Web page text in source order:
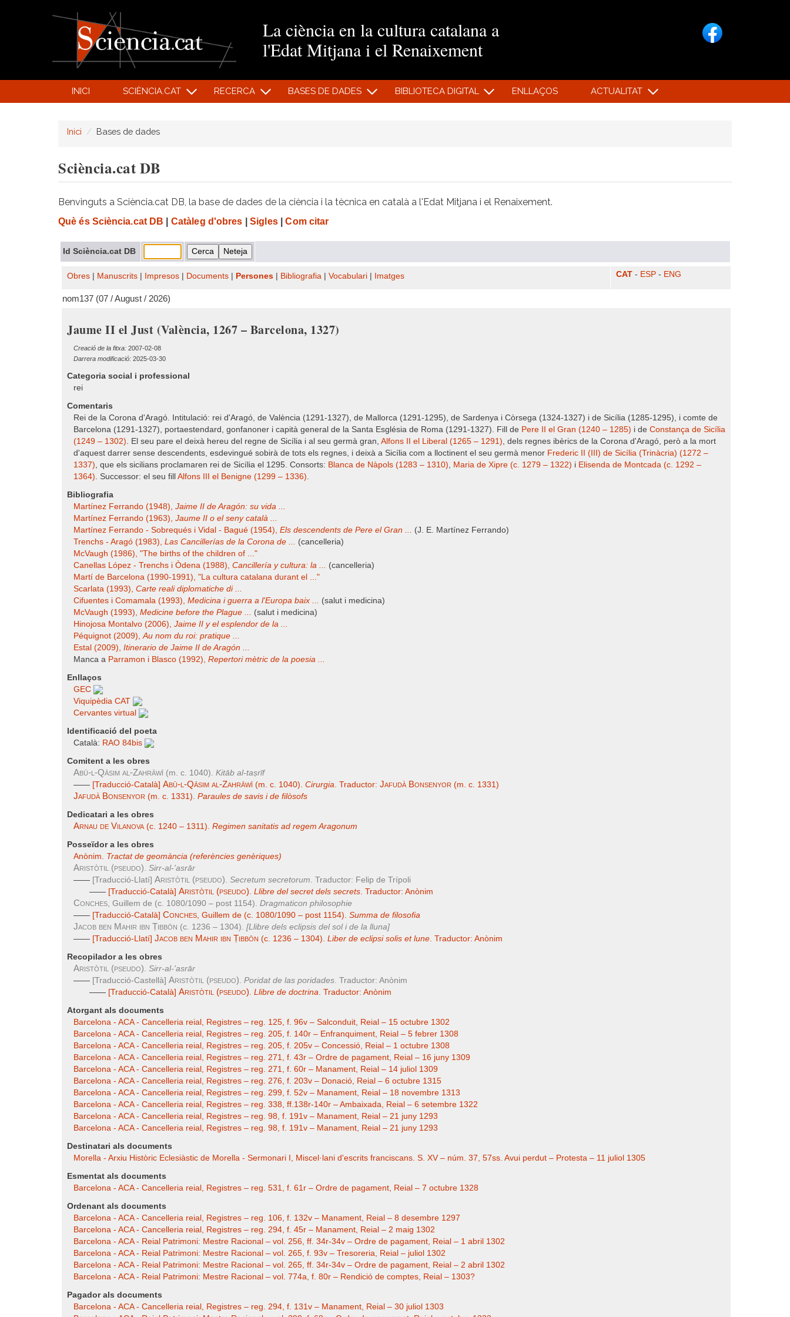
La ciència en la cultura catalana a
l'Edat Mitjana i el Renaixement
INICI SCIÈNCIA.CAT RECERCA BASES DE DADES BIBLIOTECA DIGITAL ENLLAÇOS ACTUALITAT
Inici Bases de dades
Sciència.cat DB
Benvinguts a Sciència.cat DB, la base de dades de la ciència i la tècnica en català a l'Edat Mitjana i el Renaixement.
Què és Sciència.cat DB Catàleg d'obres Sigles| Com citar
Id Sciència.cat DB
Obres Manuscrits Impresos Documents Persones Bibliografia Vocabulari Imatges CAT - ESP - ENG
nom137 (07 / August / 2026)
Jaume II el Just (València, 1267 – Barcelona, 1327)
Creació de la fitxa: 2007-02-08
Darrera modificació: 2025-03-30
Categoria social i professional
rei
Comentaris
Rei de la Corona d'Aragó. Intitulació: rei d'Aragó, de València (1291-1327), de Mallorca (1291-1295), de Sardenya i Còrsega (1324-1327) i de Sicília (1285-1295), i comte de
Barcelona (1291-1327), portaestendard, gonfanoner i capità general de la Santa Església de Roma (1291-1327). Fill de Pere II el Gran (1240 – 1285) i de Constança de Sicília
(1249 – 1302). El seu pare el deixà hereu del regne de Sicília i al seu germà gran, Alfons II el Liberal (1265 – 1291), dels regnes ibèrics de la Corona d'Aragó, però a la mort
d'aquest darrer sense descendents, esdevingué sobirà de tots els regnes, i deixà a Sicília com a lloctinent el seu germà menor Frederic II (III) de Sicília (Trinàcria) (1272 –
1337), que els sicilians proclamaren rei de Sicília el 1295. Consorts: Blanca de Nàpols (1283 – 1310), Maria de Xipre (c. 1279 – 1322) i Elisenda de Montcada (c. 1292 –
1364). Successor: el seu fill Alfons III el Benigne (1299 – 1336).
Bibliografia
Martínez Ferrando (1948), Jaime II de Aragón: su vida ...
Martínez Ferrando (1963), Jaume II o el seny català ...
Martínez Ferrando - Sobrequés i Vidal - Bagué (1954), Els descendents de Pere el Gran ... (J. E. Martínez Ferrando)
Trenchs - Aragó (1983), Las Cancillerías de la Corona de ... (cancelleria)
McVaugh (1986), "The births of the children of ..."
Canellas López - Trenchs i Òdena (1988), Cancillería y cultura: la ... (cancelleria)
Martí de Barcelona (1990-1991), "La cultura catalana durant el ..."
Scarlata (1993), Carte reali diplomatiche di ...
Cifuentes i Comamala (1993), Medicina i guerra a l'Europa baix ... (salut i medicina)
McVaugh (1993), Medicine before the Plague ... (salut i medicina)
Hinojosa Montalvo (2006), Jaime II y el esplendor de la ...
Péquignot (2009),Au nom du roi: pratique ...
Estal (2009), Itinerario de Jaime II de Aragón ...
Manca a Parramon i Blasco (1992), Repertori mètric de la poesia ...
Enllaços
GEC
Viquipèdia CAT
Cervantes virtual
Identificació del poeta
Català: RAO 84bis
Comitent a les obres
Abū-l-Qāsim al-Zahrāwī (m. c. 1040). Kitāb al-taṣrīf
—— [Traducció-Català] Abū-l-Qāsim al-Zahrāwī (m. c. 1040). Cirurgia. Traductor: Jafudà Bonsenyor (m. c. 1331)
Jafudà Bonsenyor (m. c. 1331). Paraules de savis i de filòsofs
Dedicatari a les obres
Arnau de Vilanova(c. 1240 – 1311). Regimen sanitatis ad regem Aragonum
Posseïdor a les obres
Anònim. Tractat de geomància (referències genèriques)
Aristòtil (pseudo). Sirr-al-'asrār
—— [Traducció-Llatí] Aristòtil (pseudo). Secretum secretorum. Traductor: Felip de Trípoli
—— [Traducció-Català] Aristòtil (pseudo). Llibre del secret dels secrets. Traductor: Anònim
Conches, Guillem de (c. 1080/1090 – post 1154). Dragmaticon philosophie
—— [Traducció-Català] Conches, Guillem de (c. 1080/1090 – post 1154). Summa de filosofia
Jacob ben Mahir ibn Ṭibbōn (c. 1236 – 1304). [Llibre dels eclipsis del sol i de la lluna]
—— [Traducció-Llatí] Jacob ben Mahir ibn Ṭibbōn (c. 1236 – 1304). Liber de eclipsi solis et lune. Traductor: Anònim
Recopilador a les obres
Aristòtil (pseudo). Sirr-al-'asrār
—— [Traducció-Castellà] Aristòtil (pseudo). Poridat de las poridades. Traductor: Anònim
—— [Traducció-Català] Aristòtil (pseudo). Llibre de doctrina. Traductor: Anònim
Atorgant als documents
Barcelona - ACA - Cancelleria reial, Registres – reg. 125, f. 96v – Salconduit, Reial – 15 octubre 1302
Barcelona - ACA - Cancelleria reial, Registres – reg. 205, f. 140r – Enfranquiment, Reial – 5 febrer 1308
Barcelona - ACA - Cancelleria reial, Registres – reg. 205, f. 205v – Concessió, Reial – 1 octubre 1308
Barcelona - ACA - Cancelleria reial, Registres – reg. 271, f. 43r – Ordre de pagament, Reial – 16 juny 1309
Barcelona - ACA - Cancelleria reial, Registres – reg. 271, f. 60r – Manament, Reial – 14 juliol 1309
Barcelona - ACA - Cancelleria reial, Registres – reg. 276, f. 203v – Donació, Reial – 6 octubre 1315
Barcelona - ACA - Cancelleria reial, Registres – reg. 299, f. 52v – Manament, Reial – 18 novembre 1313
Barcelona - ACA - Cancelleria reial, Registres – reg. 338, ff.138r-140r – Ambaixada, Reial – 6 setembre 1322
Barcelona - ACA - Cancelleria reial, Registres – reg. 98, f. 191v – Manament, Reial – 21 juny 1293
Barcelona - ACA - Cancelleria reial, Registres – reg. 98, f. 191v – Manament, Reial – 21 juny 1293
Destinatari als documents
Morella - Arxiu Històric Eclesiàstic de Morella - Sermonari I, Miscel·lani d'escrits franciscans. S. XV – núm. 37, 57ss. Avui perdut – Protesta – 11 juliol 1305
Esmentat als documents
Barcelona - ACA - Cancelleria reial, Registres – reg. 531, f. 61r – Ordre de pagament, Reial – 7 octubre 1328
Ordenant als documents
Barcelona - ACA - Cancelleria reial, Registres – reg. 106, f. 132v – Manament, Reial – 8 desembre 1297
Barcelona - ACA - Cancelleria reial, Registres – reg. 294, f. 45r – Manament, Reial – 2 maig 1302
Barcelona - ACA - Reial Patrimoni: Mestre Racional – vol. 256, ff. 34r-34v – Ordre de pagament, Reial – 1 abril 1302
Barcelona - ACA - Reial Patrimoni: Mestre Racional – vol. 265, f. 93v – Tresoreria, Reial – juliol 1302
Barcelona - ACA - Reial Patrimoni: Mestre Racional – vol. 265, ff. 34r-34v – Ordre de pagament, Reial – 2 abril 1302
Barcelona - ACA - Reial Patrimoni: Mestre Racional – vol. 774a, f. 80r – Rendició de comptes, Reial – 1303?
Pagador als documents
Barcelona - ACA - Cancelleria reial, Registres – reg. 294, f. 131v – Manament, Reial – 30 juliol 1303